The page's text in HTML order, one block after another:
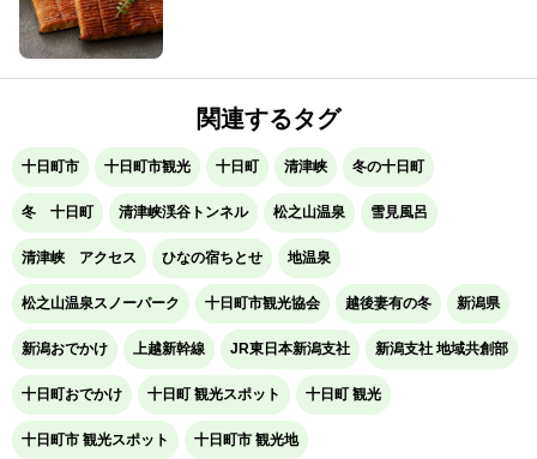
関連するタグ
十日町市 十日町市観光 十日町 清津峡 冬の十日町
冬 十日町 清津峡渓谷トンネル 松之山温泉 雪見風呂
清津峡 アクセス ひなの宿ちとせ 地温泉
松之山温泉スノーパーク 十日町市観光協会 越後妻有の冬 新潟県
新潟おでかけ 上越新幹線 JR東日本新潟支社 新潟支社 地域共創部
十日町おでかけ 十日町 観光スポット 十日町 観光
十日町市 観光スポット 十日町市 観光地